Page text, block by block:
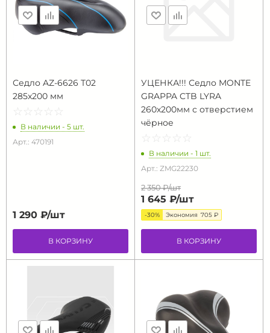
Седло AZ-6626 T02
285x200 мм
☆ ☆ ☆ ☆ ☆
★ ★ ★ ★ ★
В наличии - 5 шт.
Арт.: 470191
1 290 ₽/шт
В КОРЗИНУ
УЦЕНКА!!! Седло MONTE
GRAPPA CTB LYRA
260х200мм с отверстием
чёрное
☆ ☆ ☆ ☆ ☆
★ ★ ★ ★ ★
В наличии - 1 шт.
Арт.: ZMG22230
2 350 ₽/шт
1 645 ₽/шт
-30% Экономия 705 ₽
В КОРЗИНУ